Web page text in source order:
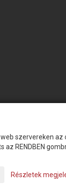
szervereken az
RENDBEN
Részletek